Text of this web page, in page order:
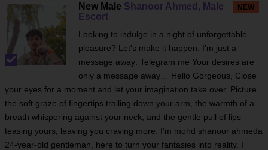
NEW
New Male Shanoor Ahmed, Male
Escort
Looking to indulge in a night of unforgettable
pleasure? Let's make it happen. I’m just a
message away: Telegram me Your desires are
only a message away… Hello Gorgeous, Close
your eyes for a moment and let your imagination take over. Picture
the soft graze of fingertips trailing down your arm, the warmth of a
breath whispering against your neck, and the gentle pull of lips
teasing yours, leaving you craving more. I’m mohd shanoor ahmeda
24-year-old gentleman, here to turn your fantasies into reality. I